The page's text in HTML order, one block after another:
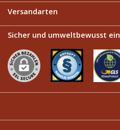
Versandarten
Sicher und umweltbewusst